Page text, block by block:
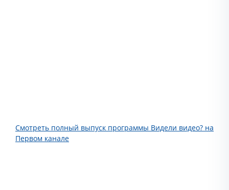
Смотреть полный выпуск программы Видели видео? на
Первом канале